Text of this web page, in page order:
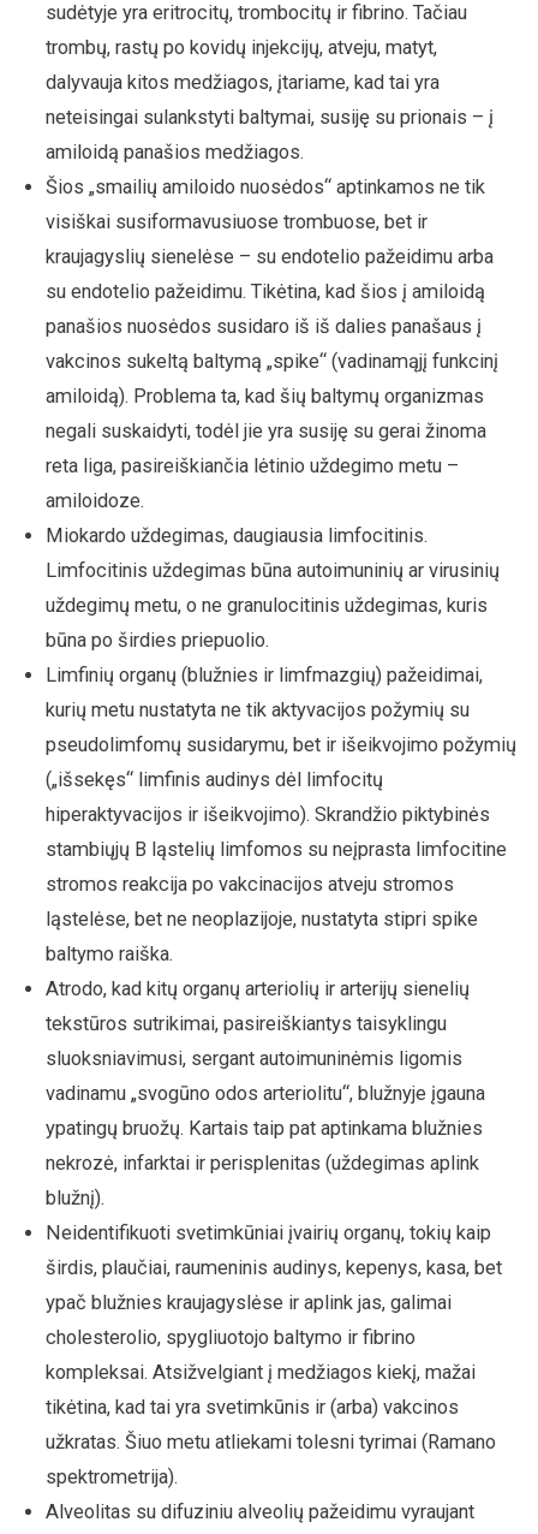
sudėtyje yra eritrocitų, trombocitų ir fibrino. Tačiau
trombų, rastų po kovidų injekcijų, atveju, matyt,
dalyvauja kitos medžiagos, įtariame, kad tai yra
neteisingai sulankstyti baltymai, susiję su prionais – į
amiloidą panašios medžiagos.
Šios „smailių amiloido nuosėdos“ aptinkamos ne tik
visiškai susiformavusiuose trombuose, bet ir
kraujagyslių sienelėse – su endotelio pažeidimu arba
su endotelio pažeidimu. Tikėtina, kad šios į amiloidą
panašios nuosėdos susidaro iš iš dalies panašaus į
vakcinos sukeltą baltymą „spike“ (vadinamąjį funkcinį
amiloidą). Problema ta, kad šių baltymų organizmas
negali suskaidyti, todėl jie yra susiję su gerai žinoma
reta liga, pasireiškiančia lėtinio uždegimo metu –
amiloidoze.
Miokardo uždegimas, daugiausia limfocitinis.
Limfocitinis uždegimas būna autoimuninių ar virusinių
uždegimų metu, o ne granulocitinis uždegimas, kuris
būna po širdies priepuolio.
Limfinių organų (blužnies ir limfmazgių) pažeidimai,
kurių metu nustatyta ne tik aktyvacijos požymių su
pseudolimfomų susidarymu, bet ir išeikvojimo požymių
(„išsekęs“ limfinis audinys dėl limfocitų
hiperaktyvacijos ir išeikvojimo). Skrandžio piktybinės
stambiųjų B ląstelių limfomos su neįprasta limfocitine
stromos reakcija po vakcinacijos atveju stromos
ląstelėse, bet ne neoplazijoje, nustatyta stipri spike
baltymo raiška.
Atrodo, kad kitų organų arteriolių ir arterijų sienelių
tekstūros sutrikimai, pasireiškiantys taisyklingu
sluoksniavimusi, sergant autoimuninėmis ligomis
vadinamu „svogūno odos arteriolitu“, blužnyje įgauna
ypatingų bruožų. Kartais taip pat aptinkama blužnies
nekrozė, infarktai ir perisplenitas (uždegimas aplink
blužnį).
Neidentifikuoti svetimkūniai įvairių organų, tokių kaip
širdis, plaučiai, raumeninis audinys, kepenys, kasa, bet
ypač blužnies kraujagyslėse ir aplink jas, galimai
cholesterolio, spygliuotojo baltymo ir fibrino
kompleksai. Atsižvelgiant į medžiagos kiekį, mažai
tikėtina, kad tai yra svetimkūnis ir (arba) vakcinos
užkratas. Šiuo metu atliekami tolesni tyrimai (Ramano
spektrometrija).
Alveolitas su difuziniu alveolių pažeidimu vyraujant